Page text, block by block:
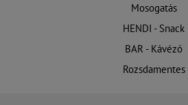
Mosogatás
HENDI - Snack
BAR - Kávézó
Rozsdamentes